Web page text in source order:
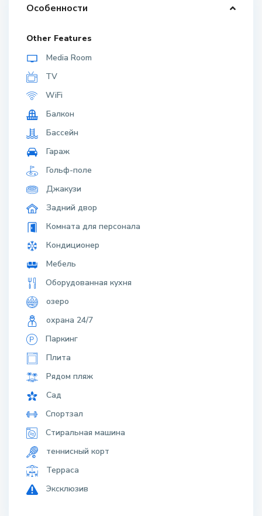
Особенности
Other Features
Media Room
TV
WiFi
Балкон
Бассейн
Гараж
Гольф-поле
Джакузи
Задний двор
Комната для персонала
Кондиционер
Мебель
Оборудованная кухня
озеро
охрана 24/7
Паркинг
Плита
Рядом пляж
Сад
Спортзал
Стиральная машина
теннисный корт
Терраса
Эксклюзив